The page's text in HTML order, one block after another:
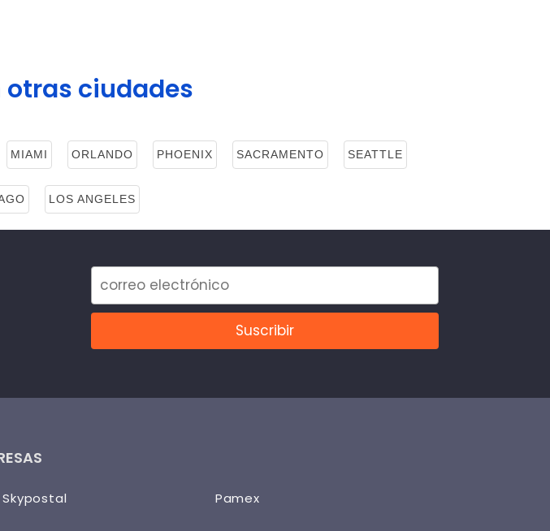
otras ciudades
MIAMI ORLANDO PHOENIX SACRAMENTO SEATTLE
LOS ANGELES
Skypostal Pamex